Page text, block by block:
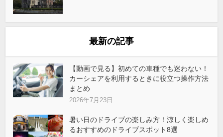
最新の記事
【動画で見る】初めての車種でも迷わない！
カーシェアを利用するときに役立つ操作方法
まとめ
2026年7月23日
暑い日のドライブの楽しみ方！涼しく楽しめ
るおすすめのドライブスポット8選